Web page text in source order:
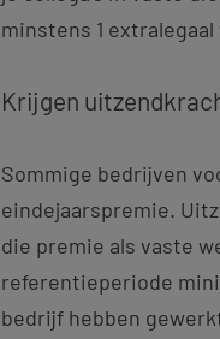
minstens 1
Krijgen
Sommige bedrijven
eindejaarspremie.
die premie als vaste
referentieperiode
bedrijf hebben